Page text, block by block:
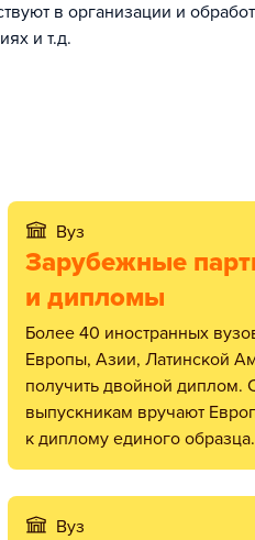
в организации и
и т.д.
Вуз
Зарубежные
и дипломы
Более 40 иностранных вузов-партнеров в страха
Европы, Азии, Латинской
получить двойной диплом.
выпускникам вручают
к диплому единого образца.
Вуз